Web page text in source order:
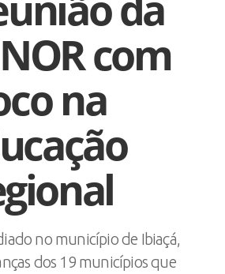
com
na
no município de Ibiaçá,
dos 19 municípios que